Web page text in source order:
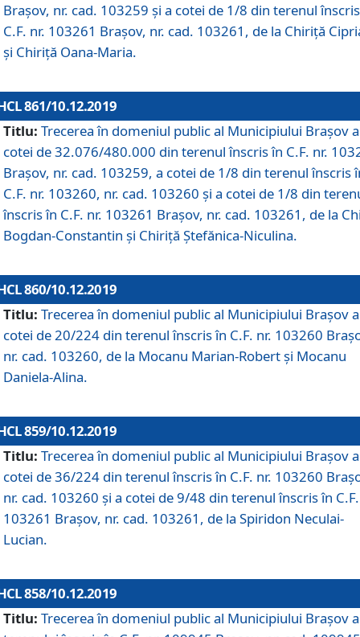
Brașov, nr. cad. 103259 și a cotei de 1/8 din terenul
C.F. nr. 103261 Brașov, nr. cad. 103261, de la Chiriță
și Chiriță Oana-Maria.
861/10.12.2019
Titlu: Trecerea în domeniul public al Municipiului Braşov a
cotei de 32.076/480.000 din terenul înscris în C.F. nr.
Brașov, nr. cad. 103259, a cotei de 1/8 din terenul înscris
C.F. nr. 103260, nr. cad. 103260 și a cotei de 1/8 din
înscris în C.F. nr. 103261 Brașov, nr. cad. 103261, de la
Bogdan-Constantin și Chiriță Ștefănica-Niculina.
860/10.12.2019
Titlu: Trecerea în domeniul public al Municipiului Braşov a
cotei de 20/224 din terenul înscris în C.F. nr. 103260
nr. cad. 103260, de la Mocanu Marian-Robert și Mocanu
Daniela-Alina.
859/10.12.2019
Titlu: Trecerea în domeniul public al Municipiului Braşov a
cotei de 36/224 din terenul înscris în C.F. nr. 103260
nr. cad. 103260 și a cotei de 9/48 din terenul înscris în
103261 Brașov, nr. cad. 103261, de la Spiridon Neculai-
Lucian.
858/10.12.2019
Titlu: Trecerea în domeniul public al Municipiului Braşov a